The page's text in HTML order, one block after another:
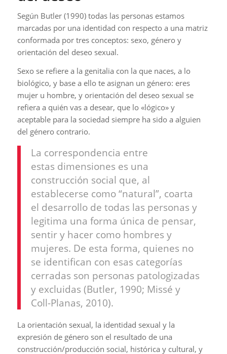
Según Butler (1990) todas las personas estamos
marcadas por una identidad con respecto a una matriz
conformada por tres conceptos: sexo, género y
orientación del deseo sexual.
Sexo se refiere a la genitalia con la que naces, a lo
biológico, y base a ello te asignan un género: eres
mujer u hombre, y orientación del deseo sexual se
refiera a quién vas a desear, que lo «lógico» y
aceptable para la sociedad siempre ha sido a alguien
del género contrario.
La correspondencia entre
estas dimensiones es una
construcción social que, al
establecerse como “natural”, coarta
el desarrollo de todas las personas y
legitima una forma única de pensar,
sentir y hacer como hombres y
mujeres. De esta forma, quienes no
se identifican con esas categorías
cerradas son personas patologizadas
y excluidas (Butler, 1990; Missé y
Coll-Planas, 2010).
La orientación sexual, la identidad sexual y la
expresión de género son el resultado de una
construcción/producción social, histórica y cultural, y